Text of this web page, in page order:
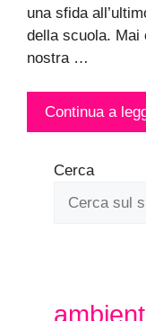
una sfida
della scuola. Mai
nostra …
Continua a
Cerca